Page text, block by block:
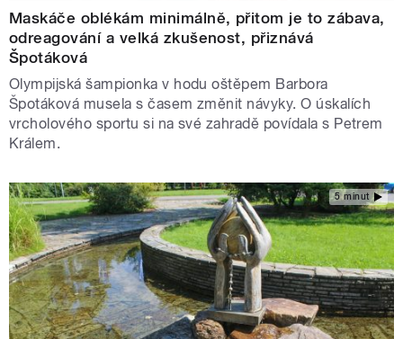
Maskáče oblékám minimálně, přitom je to zábava,
odreagování a velká zkušenost, přiznává
Špotáková
Olympijská šampionka v hodu oštěpem Barbora
Špotáková musela s časem změnit návyky. O úskalích
vrcholového sportu si na své zahradě povídala s Petrem
Králem.
5 minut